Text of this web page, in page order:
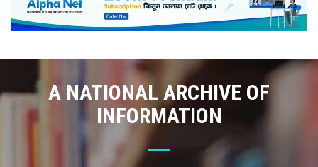
A NATIONAL ARCHIVE OF
INFORMATION